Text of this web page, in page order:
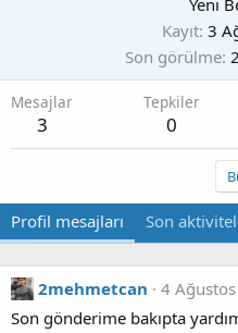
Yeni
Kayıt 3
Son görülme
Mesajlar
3
Tepkiler
0
Profil mesajları Son
2mehmetcan
4
Son gönderime bakıpta